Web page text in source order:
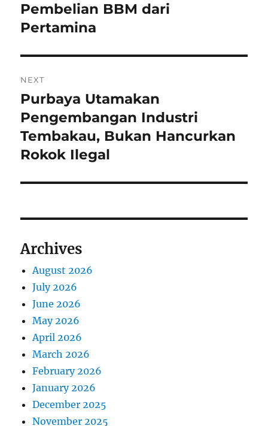
s
t
n
a
v
i
g
a
n
r
e
i
s
p
o
s
Pembelian BBM dari
Pertamina
NEXT
N
e
x
t
o
t
Purbaya Utamakan
Pengembangan Industri
Tembakau, Bukan Hancurkan
Rokok Ilegal
Archives
August 2026
July 2026
June 2026
May 2026
April 2026
March 2026
February 2026
January 2026
December 2025
November 2025